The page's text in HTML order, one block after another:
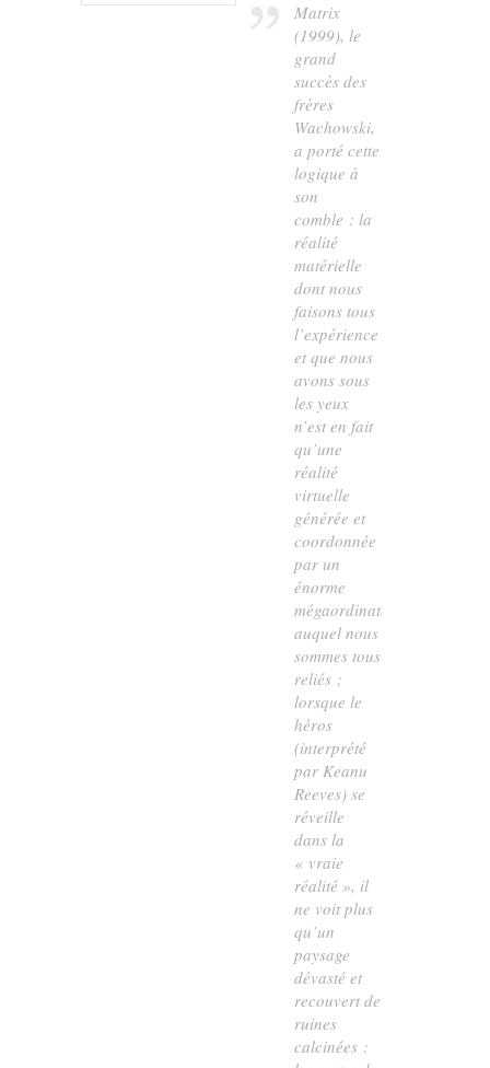
Matrix
(1999), le
grand
succès des
frères
Wachowski,
a porté cette
logique à
son
comble : la
réalité
matérielle
dont nous
faisons tous
l’expérience
et que nous
avons sous
les yeux
n’est en fait
qu’une
réalité
virtuelle
générée et
coordonnée
par un
énorme
mégaordinateur
auquel nous
sommes tous
reliés ;
lorsque le
héros
(interprété
par Keanu
Reeves) se
réveille
dans la
« vraie
réalité », il
ne voit plus
qu’un
paysage
dévasté et
recouvert de
ruines
calcinées :